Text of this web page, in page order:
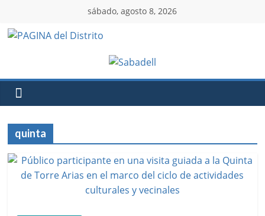
sábado, agosto 8, 2026
quinta